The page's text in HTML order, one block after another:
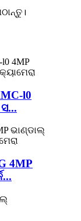
l0
4MP